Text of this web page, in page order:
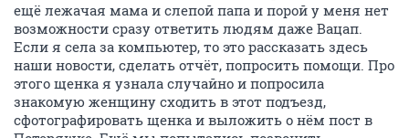
ещё лежачая мама и слепой папа и порой у меня нет
возможности сразу ответить людям даже Вацап.
Если я села за компьютер, то это рассказать здесь
наши новости, сделать отчёт, попросить помощи. Про
этого щенка я узнала случайно и попросила
знакомую женщину сходить в этот подъезд,
сфотографировать щенка и выложить о нём пост в